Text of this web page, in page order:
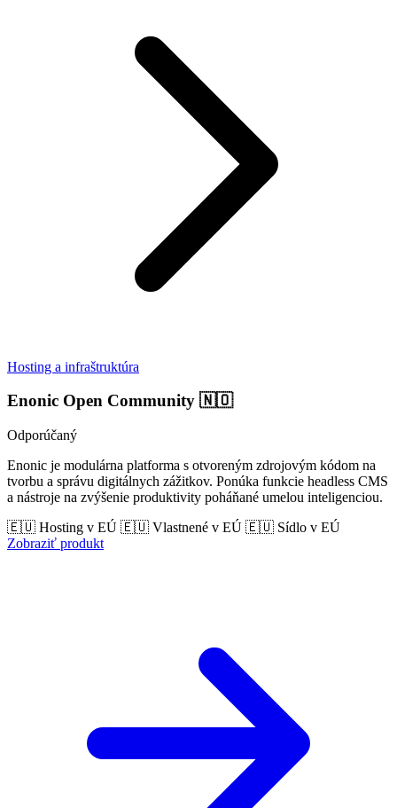
Hosting a infraštruktúra
Enonic Open Community 🇳🇴
Odporúčaný
Enonic je modulárna platforma s otvoreným zdrojovým kódom na
tvorbu a správu digitálnych zážitkov. Ponúka funkcie headless CMS
a nástroje na zvýšenie produktivity poháňané umelou inteligenciou.
🇪🇺 Hosting v EÚ 🇪🇺 Vlastnené v EÚ 🇪🇺 Sídlo v EÚ
Zobraziť produkt